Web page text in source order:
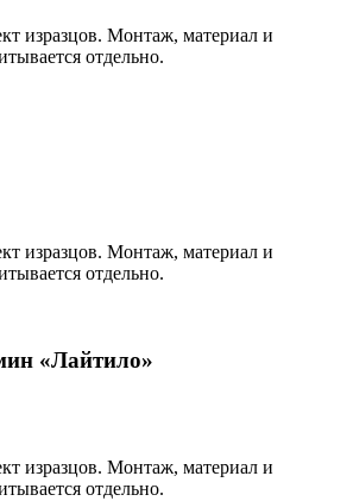
изразцов. Монтаж, материал и
отдельно.
изразцов. Монтаж, материал и
отдельно.
«Лайтило»
изразцов. Монтаж, материал и
отдельно.